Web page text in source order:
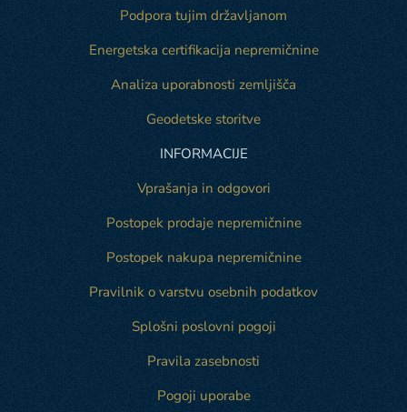
Podpora tujim državljanom
Energetska certifikacija nepremičnine
Analiza uporabnosti zemljišča
Geodetske storitve
INFORMACIJE
Vprašanja in odgovori
Postopek prodaje nepremičnine
Postopek nakupa nepremičnine
Pravilnik o varstvu osebnih podatkov
Splošni poslovni pogoji
Pravila zasebnosti
Pogoji uporabe